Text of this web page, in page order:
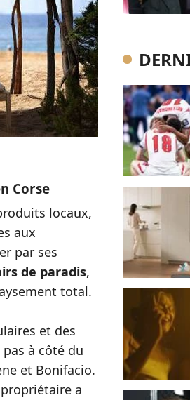
Corse
locaux,
aux
par ses
de paradis,
total.
et des
pas à côté du
et Bonifacio.
a